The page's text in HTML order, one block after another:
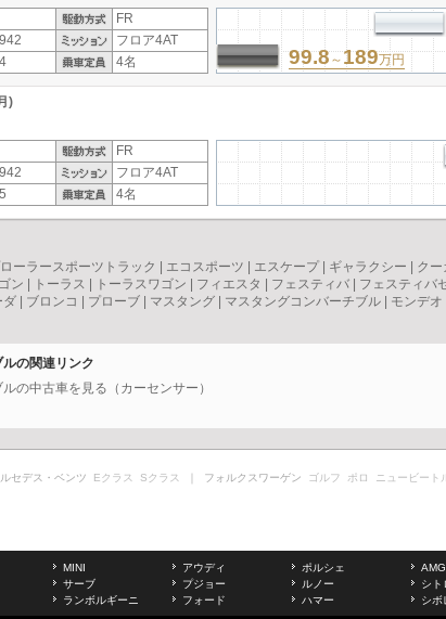
FR
フロア4AT
4名 99.8～ 189万円
)
FR
フロア4AT
4名
ーラースポーツトラック エコスポーツ エスケープ| ギャラクシー クー
ン トーラス トーラスワゴン フィエスタ フェスティバ フェスティバ
ダ ブロンコ プローブ マスタング マスタングコンバーチブル モンデオ
の関連リンク
の中古車を見る（カーセンサー）
セデス・ベンツ Eクラス Sクラス ｜ フォルクスワーゲン ゴルフ ポロ ニュービート
MINI アウディ ポルシェ AMG
サーブ プジョー ルノー シト
ランボルギーニ フォード ハマー シボ